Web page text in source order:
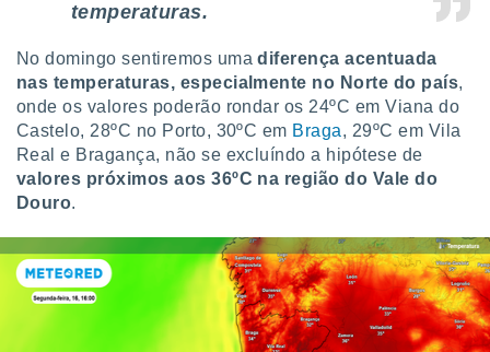
temperaturas.
No domingo sentiremos umadiferença acentuada
nas temperaturas, especialmente no Norte do país,
onde os valores poderão rondar os 24ºC em Viana do
Castelo, 28ºC no Porto, 30ºC em Braga, 29ºC em Vila
Real e Bragança, não se excluíndo a hipótese de
valores próximos aos 36ºC na região do Vale do
Douro.